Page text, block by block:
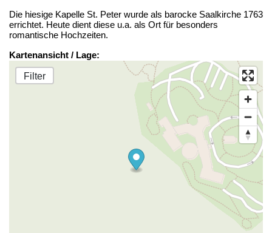
Die hiesige Kapelle St. Peter wurde als barocke Saalkirche 1763
errichtet. Heute dient diese u.a. als Ort für besonders
romantische Hochzeiten.
Kartenansicht / Lage:
Filter